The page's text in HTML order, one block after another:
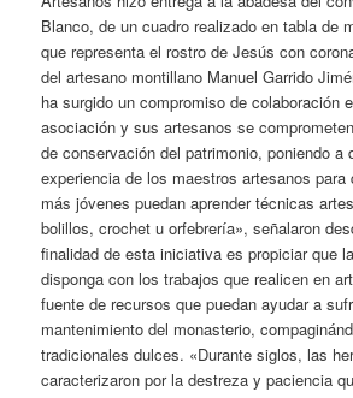
Blanco, de un cuadro realizado en tabla de
que representa el rostro de Jesús con
del artesano montillano Manuel Garrido
ha surgido un compromiso de colaboración
asociación y sus artesanos se
de conservación del patrimonio, poniendo a
experiencia de los maestros artesanos para
más jóvenes puedan aprender técnicas
bolillos, crochet u orfebrería», señalaron
finalidad de esta iniciativa es propiciar que
disponga con los trabajos que realicen en
fuente de recursos que puedan ayudar a
mantenimiento del monasterio,
tradicionales dulces. «Durante siglos, las
caracterizaron por la destreza y paciencia